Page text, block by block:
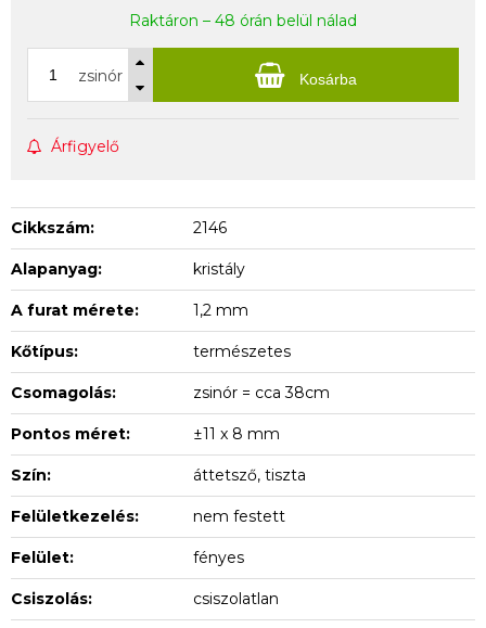
Raktáron – 48 órán belül nálad
zsinór Kosárba
Árfigyelő
Cikkszám: 2146
Alapanyag: kristály
A furat mérete: 1,2 mm
Kőtípus: természetes
Csomagolás: zsinór = cca 38cm
Pontos méret: ±11 x 8 mm
Szín: áttetsző, tiszta
Felületkezelés: nem festett
Felület: fényes
Csiszolás: csiszolatlan